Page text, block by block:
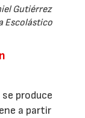
Gutiérrez
Escolástico
produce
a partir